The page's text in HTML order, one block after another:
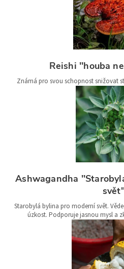
Reishi ''houba
Známá pro svou schopnost snižovat
Ashwagandha
Starobylá bylina pro moderní svět.
úzkost. Podporuje jasnou mysl a